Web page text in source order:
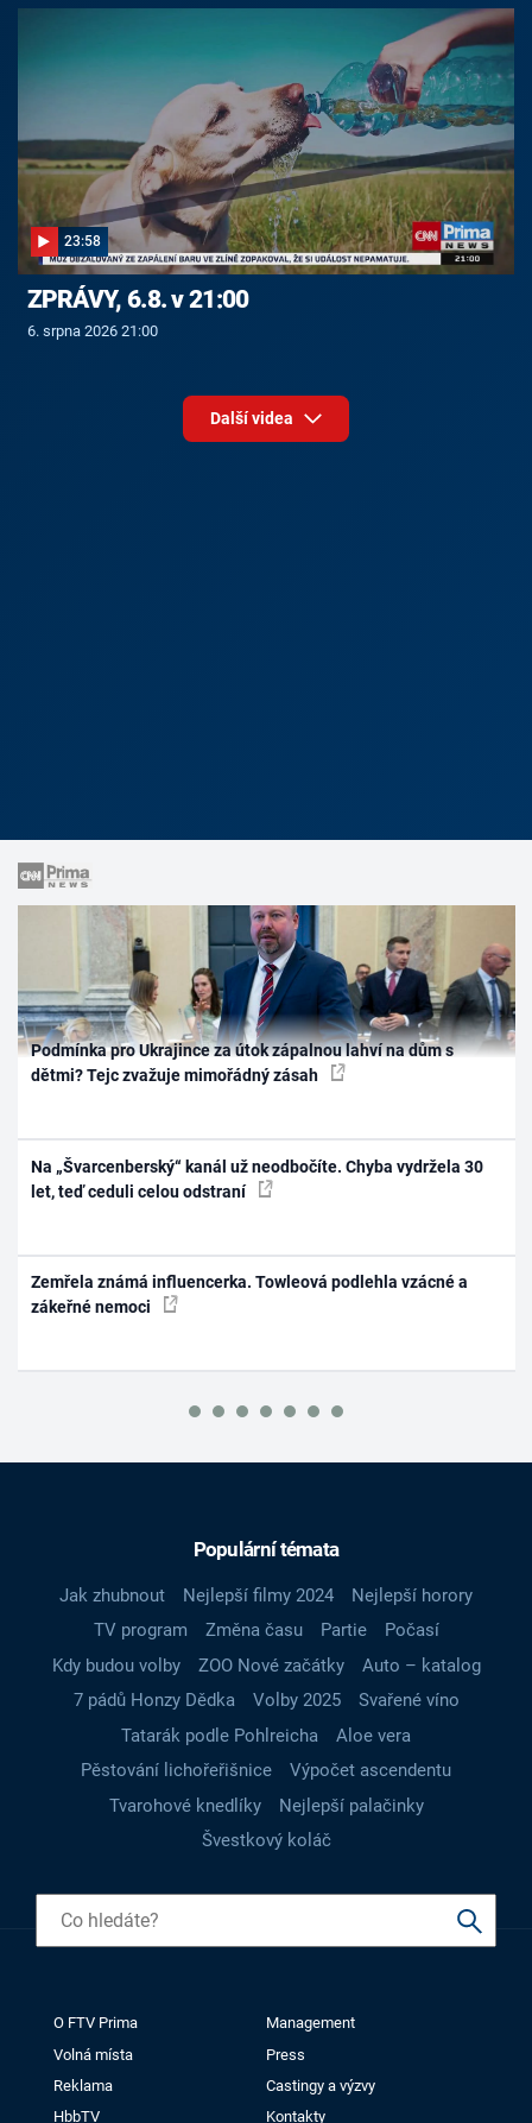
23:58
ZPRÁVY, 6.8. v 21:00
6. srpna 2026 21:00
Další videa
Podmínka pro Ukrajince za útok zápalnou lahví na dům s
dětmi? Tejc zvažuje mimořádný zásah
Na „Švarcenberský“ kanál už neodbočíte. Chyba vydržela 30
let, teď ceduli celou odstraní
Zemřela známá influencerka. Towleová podlehla vzácné a
zákeřné nemoci
Populární témata
Jak zhubnout Nejlepší filmy 2024
Nejlepší horory
TV program
Změna času Partie
Počasí
Kdy budou volby
ZOO Nové začátky
Auto – katalog
7 pádů Honzy Dědka
Volby 2025
Svařené víno
Tatarák podle Pohlreicha
Aloe vera
Pěstování lichořeřišnice
Výpočet ascendentu
Tvarohové knedlíky
Nejlepší palačinky
Švestkový koláč
O FTV Prima
Management
Volná místa
Press
Reklama
Castingy a výzvy
HbbTV
Kontakty